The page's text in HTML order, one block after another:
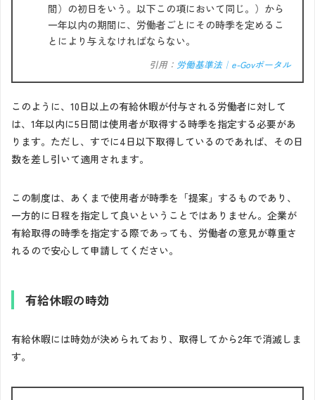
間）の初日をいう。以下この項において同じ。）から
一年以内の期間に、労働者ごとにその時季を定めるこ
とにより与えなければならない。
引用： 労働基準法｜e-Govポータル
このように、10日以上の有給休暇が付与される労働者に対して
は、1年以内に5日間は使用者が取得する時季を指定する必要があ
ります。ただし、すでに4日以下取得しているのであれば、その日
数を差し引いて適用されます。
この制度は、あくまで使用者が時季を「提案」するものであり、
一方的に日程を指定して良いということではありません。企業が
有給取得の時季を指定する際であっても、労働者の意見が尊重さ
れるので安心して申請してください。
有給休暇の時効
有給休暇には時効が決められており、取得してから2年で消滅しま
す。